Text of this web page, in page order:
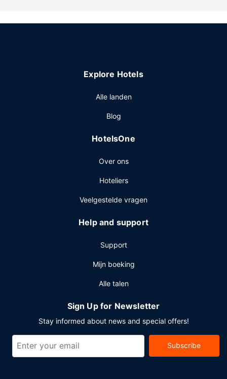
genieten van een lekker uitgebreid ontbijt, dat geserveerd
Enkele van de voorzieningen zijn een
Explore Hotels
Alle landen
Blog
HotelsOne
Over ons
Hoteliers
Veelgestelde vragen
Help and support
Support
Mijn boeking
Alle talen
Sign Up for Newsletter
Stay informed about news and special offers!
Subscribe